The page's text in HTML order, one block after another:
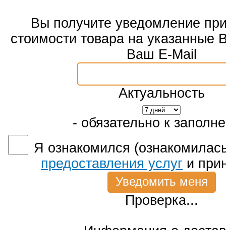
Вы получите уведомление
стоимости товара на указанные
Ваш E-Mail
Актуальность
- обязательно к
Я ознакомился
предоставления услуг и
Проверка...